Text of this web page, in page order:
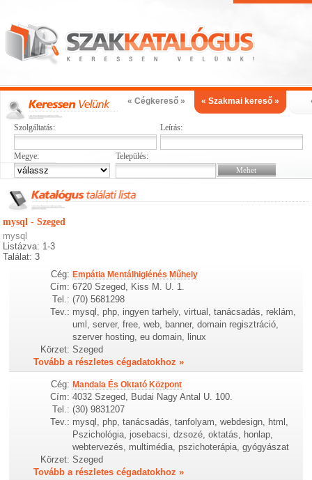
« Cégkereső » « Szakmai kereső »
Szolgáltatás: Leírás:
Megye: Település:
mysql - Szeged
mysql
Listázva: 1-3
Találat: 3
Cég: Empátia Mentálhigiénés Műhely
Cím: 6720 Szeged, Kiss M. U. 1.
Tel.: (70) 5681298
Tev.: mysql, php, ingyen tarhely, virtual, tanácsadás, reklám,
uml, server, free, web, banner, domain regisztráció,
szerver hosting, eu domain, linux
Körzet: Szeged
Tovább a részletes cégadatokhoz »
Cég: Mandala És Oktató Központ
Cím: 4032 Szeged, Budai Nagy Antal U. 100.
Tel.: (30) 9831207
Tev.: mysql, php, tanácsadás, tanfolyam, webdesign, html,
Pszichológia, josebacsi, dzsozé, oktatás, honlap,
webtervezés, multimédia, pszichoterápia, gyógyászat
Körzet: Szeged
Tovább a részletes cégadatokhoz »